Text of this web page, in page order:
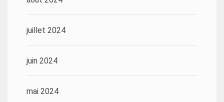
juillet 2024
juin 2024
mai 2024